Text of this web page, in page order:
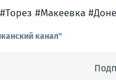
#Макеевка
канал"